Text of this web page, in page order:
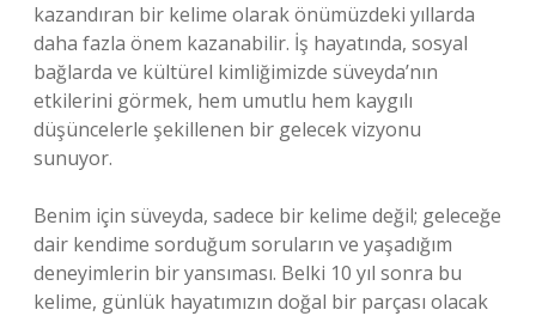
kazandıran bir kelime olarak önümüzdeki yıllarda
daha fazla önem kazanabilir. İş hayatında, sosyal
bağlarda ve kültürel kimliğimizde süveyda’nın
etkilerini görmek, hem umutlu hem kaygılı
düşüncelerle şekillenen bir gelecek vizyonu
sunuyor.
Benim için süveyda, sadece bir kelime değil; geleceğe
dair kendime sorduğum soruların ve yaşadığım
deneyimlerin bir yansıması. Belki 10 yıl sonra bu
kelime, günlük hayatımızın doğal bir parçası olacak